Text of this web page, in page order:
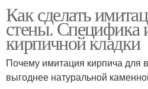
Как сделать
стены. Специфика
кирпичной кладки
Почему имитация кирпича для
выгоднее натуральной